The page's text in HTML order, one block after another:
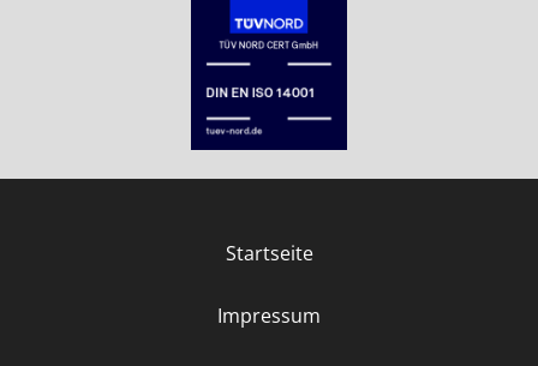
Startseite
Impressum